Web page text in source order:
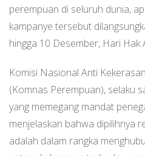
perempuan di seluruh dunia,
kampanye tersebut
hingga 10 Desember, Hari Hak
Komisi Nasional Anti
(Komnas Perempuan), selaku
yang memegang mandat
menjelaskan bahwa dipilihnya
adalah dalam rangka